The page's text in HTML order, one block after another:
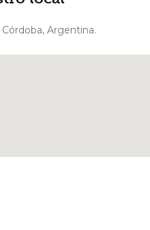
Córdoba, Argentina.